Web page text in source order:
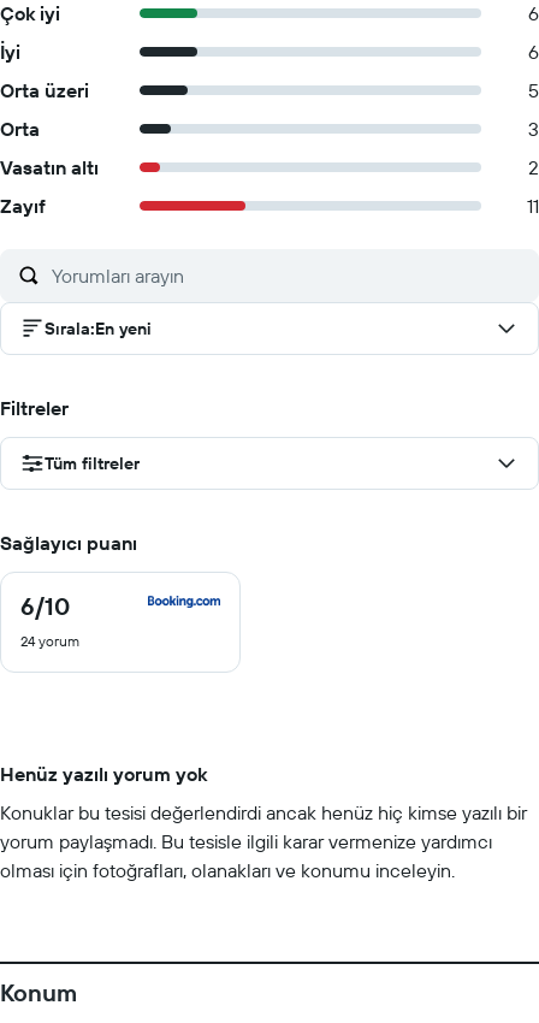
Çok iyi
6
İyi
6
Orta üzeri
5
Orta
3
Vasatın altı
2
Zayıf
11
Sırala:En yeni
Filtreler
Tüm filtreler
Sağlayıcı puanı
6/10
6
10
24 yorum
Henüz yazılı yorum yok
Konuklar bu tesisi değerlendirdi ancak henüz hiç kimse yazılı bir
yorum paylaşmadı. Bu tesisle ilgili karar vermenize yardımcı
olması için fotoğrafları, olanakları ve konumu inceleyin.
Konum